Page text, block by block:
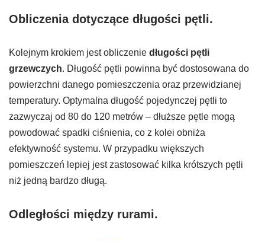
Obliczenia dotyczące długości pętli.
Kolejnym krokiem jest obliczenie długości pętli
grzewczych. Długość pętli powinna być dostosowana do
powierzchni danego pomieszczenia oraz przewidzianej
temperatury. Optymalna długość pojedynczej pętli to
zazwyczaj od 80 do 120 metrów – dłuższe pętle mogą
powodować spadki ciśnienia, co z kolei obniża
efektywność systemu. W przypadku większych
pomieszczeń lepiej jest zastosować kilka krótszych pętli
niż jedną bardzo długą.
Odległości między rurami.